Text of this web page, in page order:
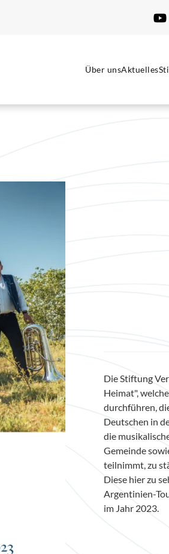
Über unsAktuelles
Die Stiftung
Heimat",
durchführen,
Deutschen in
die
Gemeinde
teilnimmt, zu
Diese hier zu
Argentinien-
im Jahr 2023.